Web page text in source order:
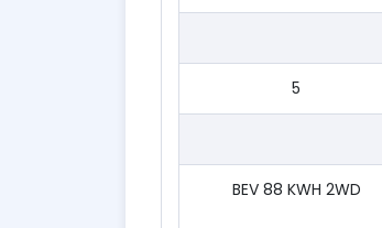
5
BEV 88 KWH 2WD